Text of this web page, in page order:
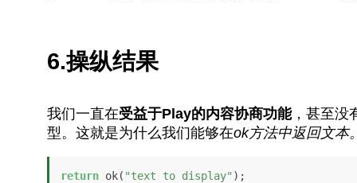
6.操纵结果
我们一直在受益于Play的内容协商功能，甚至没
型。这就是为什么我们能够在ok方法中返回文本
return ok( "text to display" );